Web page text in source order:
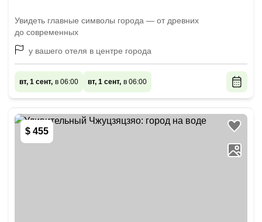
Увидеть главные символы города — от древних
до современных
у вашего отеля в центре города
вт, 1 сент, в 06:00 вт, 1 сент, в 06:00
$ 455